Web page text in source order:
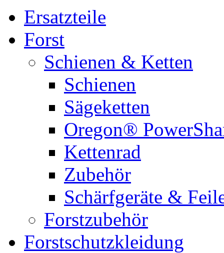
Ersatzteile
Forst
Schienen & Ketten
Schienen
Sägeketten
Oregon®
Kettenrad
Zubehör
Schärfgeräte &
Forstzubehör
Forstschutzkleidung